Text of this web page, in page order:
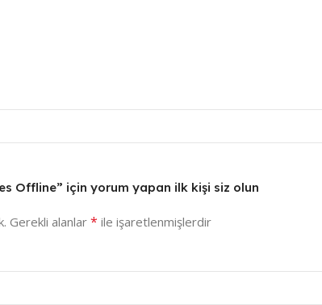
Offline” için yorum yapan ilk kişi siz olun
Gerekli alanlar * ile işaretlenmişlerdir